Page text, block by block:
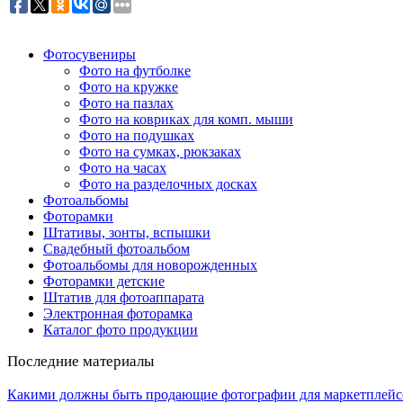
Фотосувениры
Фото на футболке
Фото на кружке
Фото на пазлах
Фото на ковриках для комп. мыши
Фото на подушках
Фото на сумках, рюкзаках
Фото на часах
Фото на разделочных досках
Фотоальбомы
Фоторамки
Штативы, зонты, вспышки
Свадебный фотоальбом
Фотоальбомы для новорожденных
Фоторамки детские
Штатив для фотоаппарата
Электронная фоторамка
Каталог фото продукции
Последние материалы
Какими должны быть продающие фотографии для